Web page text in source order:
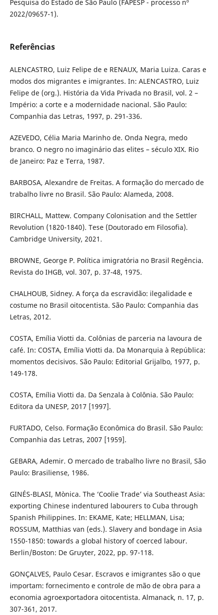
Pesquisa do Estado de São Paulo (FAPESP - processo nº
2022/09657-1).
Referências
ALENCASTRO, Luiz Felipe de e RENAUX, Maria Luiza. Caras e
modos dos migrantes e imigrantes. In: ALENCASTRO, Luiz
Felipe de (org.). História da Vida Privada no Brasil, vol. 2 –
Império: a corte e a modernidade nacional. São Paulo:
Companhia das Letras, 1997, p. 291-336.
AZEVEDO, Célia Maria Marinho de. Onda Negra, medo
branco. O negro no imaginário das elites – século XIX. Rio
de Janeiro: Paz e Terra, 1987.
BARBOSA, Alexandre de Freitas. A formação do mercado de
trabalho livre no Brasil. São Paulo: Alameda, 2008.
BIRCHALL, Mattew. Company Colonisation and the Settler
Revolution (1820-1840). Tese (Doutorado em Filosofia).
Cambridge University, 2021.
BROWNE, George P. Política imigratória no Brasil Regência.
Revista do IHGB, vol. 307, p. 37-48, 1975.
CHALHOUB, Sidney. A força da escravidão: ilegalidade e
costume no Brasil oitocentista. São Paulo: Companhia das
Letras, 2012.
COSTA, Emília Viotti da. Colônias de parceria na lavoura de
café. In: COSTA, Emília Viotti da. Da Monarquia à República:
momentos decisivos. São Paulo: Editorial Grijalbo, 1977, p.
149-178.
COSTA, Emília Viotti da. Da Senzala à Colônia. São Paulo:
Editora da UNESP, 2017 [1997].
FURTADO, Celso. Formação Econômica do Brasil. São Paulo:
Companhia das Letras, 2007 [1959].
GEBARA, Ademir. O mercado de trabalho livre no Brasil, São
Paulo: Brasiliense, 1986.
GINÉS-BLASI, Mònica. The ‘Coolie Trade’ via Southeast Asia:
exporting Chinese indentured labourers to Cuba through
Spanish Philippines. In: EKAME, Kate; HELLMAN, Lisa;
ROSSUM, Matthias van (eds.). Slavery and bondage in Asia
1550-1850: towards a global history of coerced labour.
Berlin/Boston: De Gruyter, 2022, pp. 97-118.
GONÇALVES, Paulo Cesar. Escravos e imigrantes são o que
importam: fornecimento e controle de mão de obra para a
economia agroexportadora oitocentista. Almanack, n. 17, p.
307-361, 2017.